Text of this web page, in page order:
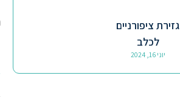
גזירת ציפורניים
לכלב
יוני 16, 2024